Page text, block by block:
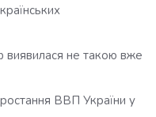
виявилася не такою вже
ВВП України у